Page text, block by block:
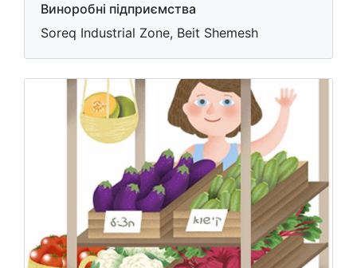
Виноробні підприємства
Soreq Industrial Zone, Beit Shemesh